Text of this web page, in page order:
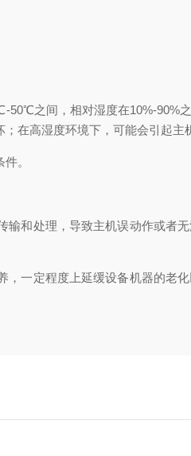
之间，相对湿度在10%-90%
在高湿度环境下，可能会引起主
。
和处理，导致主机误动作或者
一定程度上延缓设备机器的老